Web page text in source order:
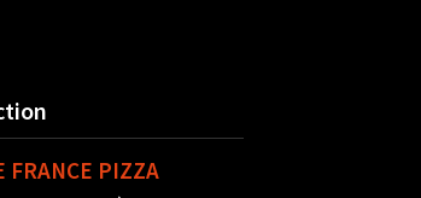
FRANCE PIZZA